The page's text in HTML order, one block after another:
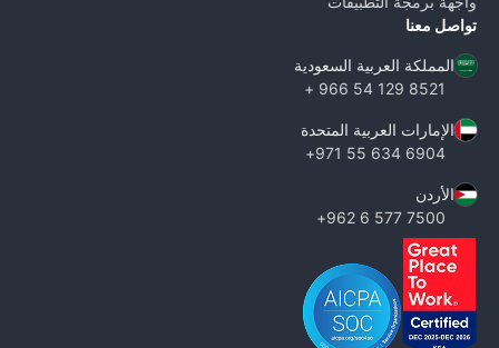
تواصل معنا
المملكة العربية السعودية
8521 129 54 966 +
الإمارات العربية المتحدة
6904 634 55 971+
الأردن
7500 577 6 962+